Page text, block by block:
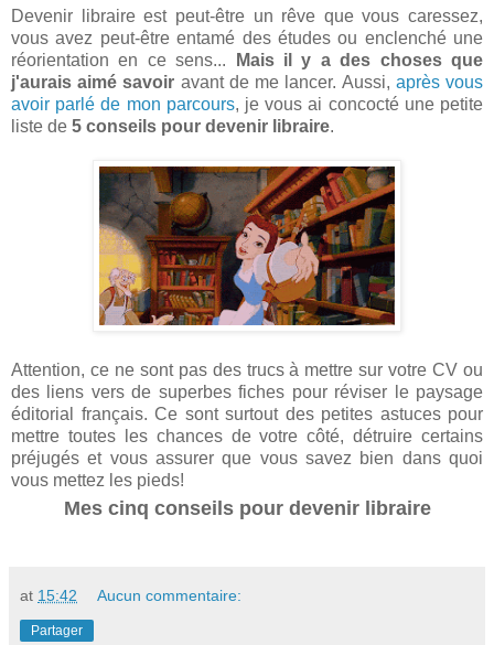
Devenir libraire est peut-être un rêve que vous caressez,
vous avez peut-être entamé des études ou enclenché une
réorientation en ce sens...
Mais il y a des choses que
j'aurais aimé savoir avant de me lancer. Aussi, après vous
avoir parlé de mon parcours, je vous ai concocté une petite
liste de 5 conseils pour devenir libraire.
Attention, ce ne sont pas des trucs à mettre sur votre CV ou
des liens vers de superbes fiches pour réviser le paysage
éditorial français. Ce sont surtout des petites astuces pour
mettre toutes les chances de votre côté, détruire certains
préjugés et vous assurer que vous savez bien dans quoi
vous mettez les pieds!
Mes cinq conseils pour devenir libraire
at 15:42 Aucun commentaire:
Partager